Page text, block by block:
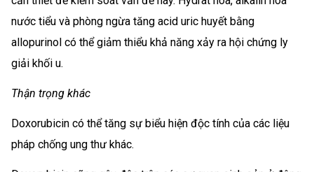
nước tiểu và phòng ngừa tăng acid uric huyết bằng
allopurinol có thể giảm thiểu khả năng xảy ra hội chứng ly
giải khối u.
Thận trọng khác
Doxorubicin có thể tăng sự biểu hiện độc tính của các liệu
pháp chống ung thư khác.